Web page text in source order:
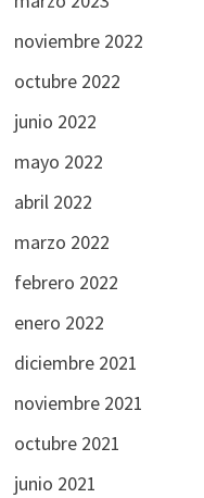
noviembre 2022
octubre 2022
junio 2022
mayo 2022
abril 2022
marzo 2022
febrero 2022
enero 2022
diciembre 2021
noviembre 2021
octubre 2021
junio 2021